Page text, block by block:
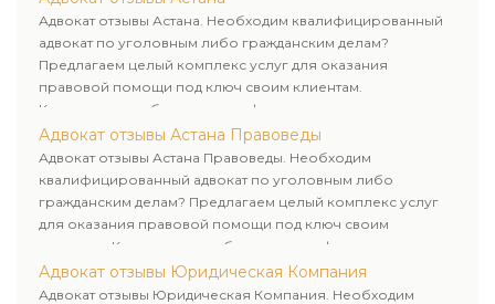
клиенту.
Адвокат отзывы Астана. Необходим квалифицированный
адвокат по уголовным либо гражданским делам?
Предлагаем целый комплекс услуг для оказания
правовой помощи под ключ своим клиентам.
Комплексное обслуживание физических и юридических
лиц. Индивидуальный подход к каждому клиенту.
Адвокат отзывы Астана Правоведы
Адвокат отзывы Астана Правоведы. Необходим
квалифицированный адвокат по уголовным либо
гражданским делам? Предлагаем целый комплекс услуг
для оказания правовой помощи под ключ своим
клиентам. Комплексное обслуживание физических и
юридических лиц. Индивидуальный подход к каждому
клиенту.
Адвокат отзывы Юридическая Компания
Адвокат отзывы Юридическая Компания. Необходим